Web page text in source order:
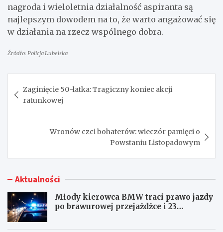
nagroda i wieloletnia działalność aspiranta są
najlepszym dowodem na to, że warto angażować się
w działania na rzecz wspólnego dobra.
Źródło: Policja Lubelska
wpisu
Zaginięcie 50-latka: Tragiczny koniec akcji
ratunkowej
Wronów czci bohaterów: wieczór pamięci o
Powstaniu Listopadowym
Aktualności
Młody kierowca BMW traci prawo jazdy
po brawurowej przejażdżce i 23